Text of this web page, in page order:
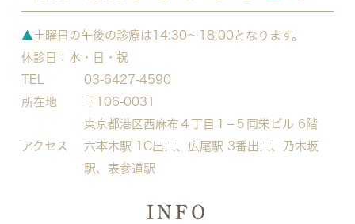
▲ 土曜日の午後の診療は14:30～18:00となります。
休診日：水・日・祝
TEL
03-6427-4590
所在地
〒106-0031
東京都港区西麻布４丁目１−５ 同栄ビル 6階
アクセス
六本木駅 1C出口、広尾駅 3番出口、乃木坂
駅、表参道駅
INFO